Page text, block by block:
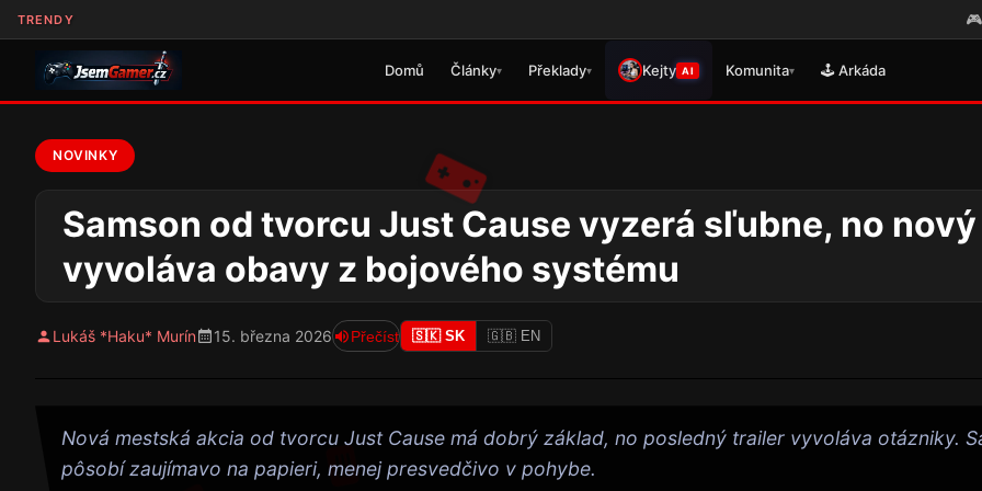
TRENDY 🎮 Právě se vydal překlad pro
Domů Články▾ Překlady▾ Kejty AI Komunita▾ 🕹️ Arkáda
NOVINKY
Samson od tvorcu Just Cause vyzerá sľubne, no
vyvoláva obavy z bojového systému
Lukáš *Haku* Murín 15. března 2026 Přečíst 🇸🇰 SK 🇬🇧 EN
Nová mestská akcia od tvorcu Just Cause má dobrý základ, no posledný trailer vyvoláva otázniky.
pôsobí zaujímavo na papieri, menej presvedčivo v pohybe.